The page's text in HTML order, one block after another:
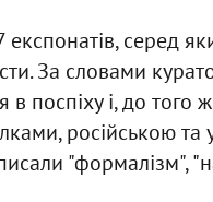
серед
За словами
поспіху і, до
російською
"формалізм",